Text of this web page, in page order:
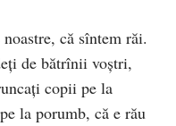
că sîntem răi.
de bătrînii voştri,
copii pe la
la porumb, că e rău